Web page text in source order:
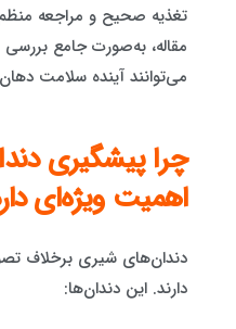
تغذیه صحیح و مراجعه
مقاله، به‌صورت جامع
می‌توانند آینده سلامت
چرا پیشگیری
اهمیت ویژه‌ای
دندان‌های شیری برخلاف
دارند. این دندان‌ها: